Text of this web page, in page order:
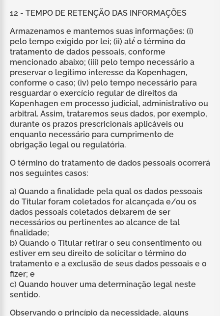
12 - TEMPO DE RETENÇÃO DAS INFORMAÇÕES
Armazenamos e mantemos suas informações: (i)
pelo tempo exigido por lei; (ii) até́ o término do
tratamento de dados pessoais, conforme
mencionado abaixo; (iii) pelo tempo necessário a
preservar o legitimo interesse da Kopenhagen,
conforme o caso; (iv) pelo tempo necessário para
resguardar o exercício regular de direitos da
Kopenhagen em processo judicial, administrativo ou
arbitral. Assim, trataremos seus dados, por exemplo,
durante os prazos prescricionais aplicáveis ou
enquanto necessário para cumprimento de
obrigação legal ou regulatória.
O término do tratamento de dados pessoais ocorrerá
nos seguintes casos:
a) Quando a finalidade pela qual os dados pessoais
do Titular foram coletados for alcançada e/ou os
dados pessoais coletados deixarem de ser
necessários ou pertinentes ao alcance de tal
finalidade;
b) Quando o Titular retirar o seu consentimento ou
estiver em seu direito de solicitar o término do
tratamento e a exclusão de seus dados pessoais e o
fizer; e
c) Quando houver uma determinação legal neste
sentido.
Observando o princípio da necessidade, alguns